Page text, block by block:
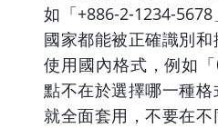
如「+886-2-1234-
國家都能被正確識別
使用國內格式，例如
點不在於選擇哪一種
就全面套用，不要在